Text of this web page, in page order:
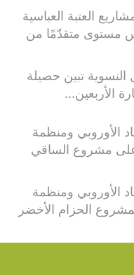
العتبة العباسية
مستوى متقدّمًا من
تبين حصيلة
الأربعين...
الأوروبي ومنظمة
على مشروع الساقي
الأوروبي ومنظمة
الحزام الأخضر